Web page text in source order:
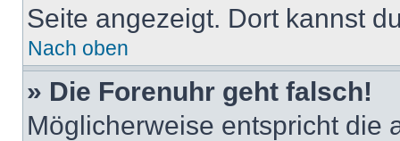
Seite angezeigt. Dort kannst
Nach oben
» Die Forenuhr geht falsch!
Möglicherweise entspricht die